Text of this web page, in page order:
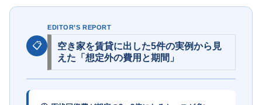
📋
EDITOR’S REPORT
空き家を賃貸に出した5件の実例から見
えた「想定外の費用と期間」